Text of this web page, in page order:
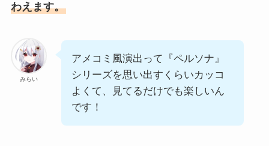
わえます。
みらい
アメコミ風演出って『ペルソナ』
シリーズを思い出すくらいカッコ
よくて、見てるだけでも楽しいん
です！